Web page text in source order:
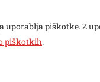
uporablja piškotke. Z
piškotkih.